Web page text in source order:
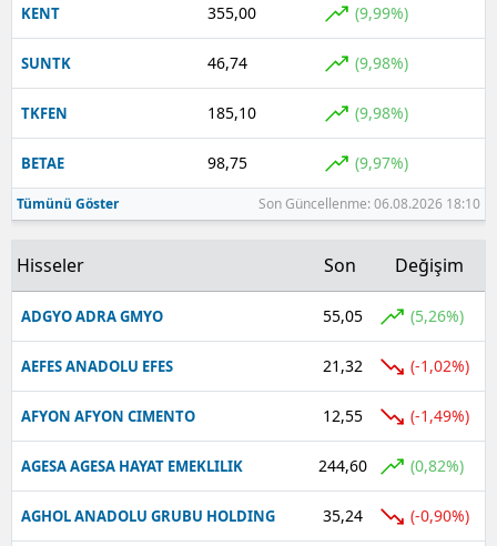
KENT 355,00 (9,99%)
SUNTK 46,74 (9,98%)
TKFEN 185,10 (9,98%)
BETAE 98,75 (9,97%)
Tümünü Göster Son Güncellenme: 06.08.2026 18:10
Hisseler Son Değişim
ADGYO ADRA GMYO 55,05 (5,26%)
AEFES ANADOLU EFES 21,32 (-1,02%)
AFYON AFYON CIMENTO 12,55 (-1,49%)
AGESA AGESA HAYAT EMEKLILIK 244,60 (0,82%)
AGHOL ANADOLU GRUBU HOLDING 35,24 (-0,90%)